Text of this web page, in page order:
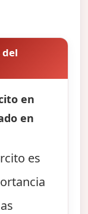
del
en
en
es